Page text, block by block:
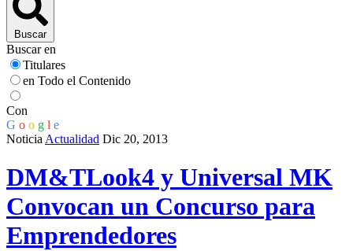
Buscar
Buscar en
Titulares
en Todo el Contenido
Con
G o o g l e
Noticia Actualidad Dic 20, 2013
DM&TLook4 y Universal MK
Convocan un Concurso para
Emprendedores